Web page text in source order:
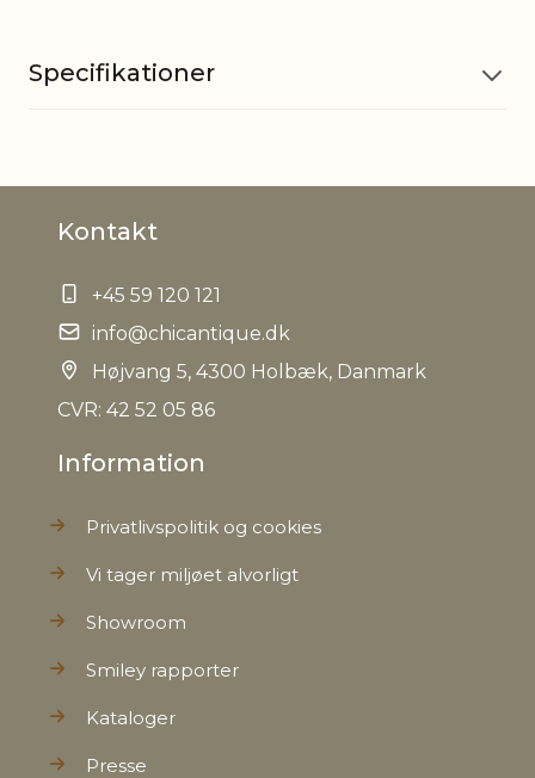
Specifikationer
EAN
Tariffnumber
Bruttovægt
Kontakt
+45 59 120 121
info@chicantique.dk
Højvang 5, 4300 Holbæk, Danmark
CVR: 42 52 05 86
Information
Privatlivspolitik og cookies
Vi tager miljøet alvorligt
Showroom
Smiley rapporter
Kataloger
Presse